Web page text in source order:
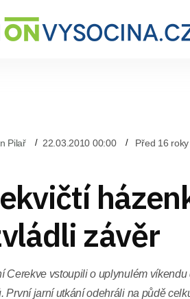
Pilař 22.03.2010 00:00 Před 16 roky
závěr
Cerekve vstoupili o uplynulém
První jarní utkání odehráli na půdě